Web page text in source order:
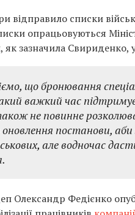
відправило списки
опрацьовуються
як зазначила
що бронювання
важкий час
не повинне
постанови,
але водночас
Олександр Федієнко